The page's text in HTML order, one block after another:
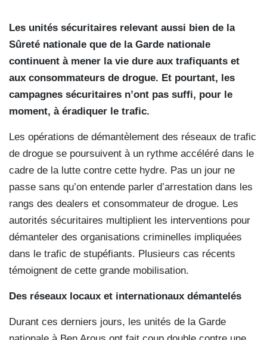
Les unités sécuritaires relevant aussi bien de la
Sûreté nationale que de la Garde nationale
continuent à mener la vie dure aux trafiquants et
aux consommateurs de drogue. Et pourtant, les
campagnes sécuritaires n’ont pas suffi, pour le
moment, à éradiquer le trafic.
Les opérations de démantèlement des réseaux de trafic
de drogue se poursuivent à un rythme accéléré dans le
cadre de la lutte contre cette hydre. Pas un jour ne
passe sans qu’on entende parler d’arrestation dans les
rangs des dealers et consommateur de drogue. Les
autorités sécuritaires multiplient les interventions pour
démanteler des organisations criminelles impliquées
dans le trafic de stupéfiants. Plusieurs cas récents
témoignent de cette grande mobilisation.
Des réseaux locaux et internationaux démantelés
Durant ces derniers jours, les unités de la Garde